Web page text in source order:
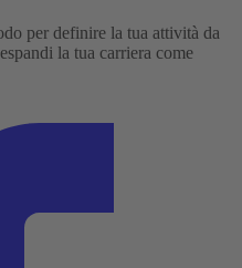
per definire la tua attività da
la tua carriera come